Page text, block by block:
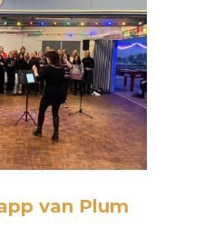
van Plum